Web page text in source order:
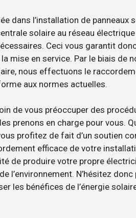
dans l’installation de panneaux
solaire au réseau électrique
Ceci vous garantit
mise en service. Par le biais de
nous effectuons le
aux normes actuelles.
de vous préoccuper des
prenons en charge pour vous.
profitez de fait d’un soutien
efficace de votre
de produire votre propre
l’environnement. N’hésitez
les bénéfices de l’énergie